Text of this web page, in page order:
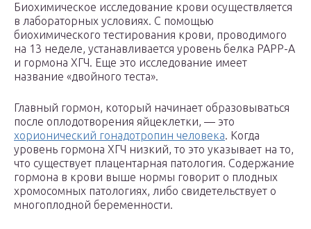
Биохимическое исследование крови осуществляется
в лабораторных условиях. С помощью
биохимического тестирования крови, проводимого
на 13 неделе, устанавливается уровень белка РАРР-А
и гормона ХГЧ. Еще это исследование имеет
название «двойного теста».
Главный гормон, который начинает образовываться
после оплодотворения яйцеклетки, — это
хорионический гонадотропин человека. Когда
уровень гормона ХГЧ низкий, то это указывает на то,
что существует плацентарная патология. Содержание
гормона в крови выше нормы говорит о плодных
хромосомных патологиях, либо свидетельствует о
многоплодной беременности.